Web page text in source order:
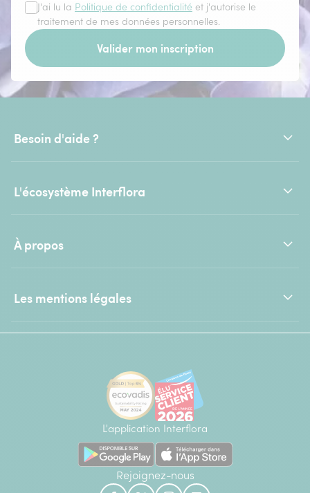
J'ai lu la Politique de confidentialité et j'autorise le
traitement de mes données personnelles.
Valider mon inscription
Besoin d'aide ?
L'écosystème Interflora
À propos
Les mentions légales
L'application Interflora
Rejoignez-nous